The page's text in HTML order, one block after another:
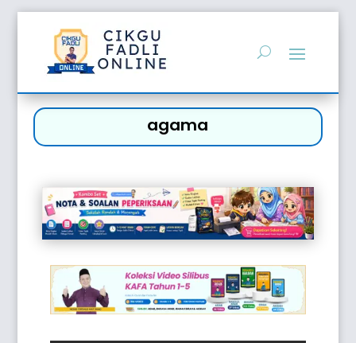
agama